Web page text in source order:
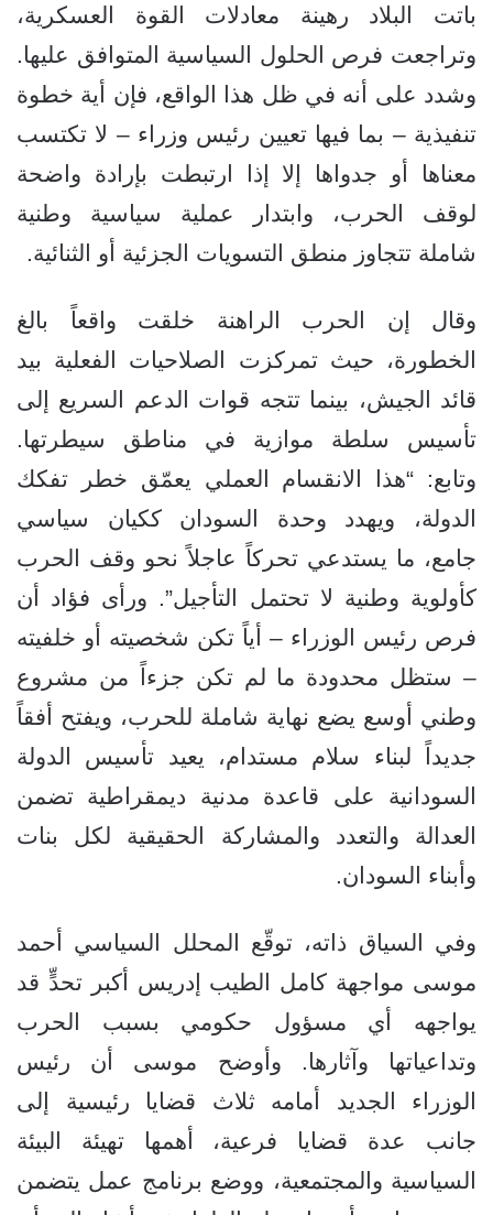
باتت البلاد رهينة معادلات القوة العسكرية،
وتراجعت فرص الحلول السياسية المتوافق عليها.
وشدد على أنه في ظل هذا الواقع، فإن أية خطوة
تنفيذية – بما فيها تعيين رئيس وزراء – لا تكتسب
معناها أو جدواها إلا إذا ارتبطت بإرادة واضحة
لوقف الحرب، وابتدار عملية سياسية وطنية
شاملة تتجاوز منطق التسويات الجزئية أو الثنائية.
وقال إن الحرب الراهنة خلقت واقعاً بالغ
الخطورة، حيث تمركزت الصلاحيات الفعلية بيد
قائد الجيش، بينما تتجه قوات الدعم السريع إلى
تأسيس سلطة موازية في مناطق سيطرتها.
وتابع: “هذا الانقسام العملي يعمّق خطر تفكك
الدولة، ويهدد وحدة السودان ككيان سياسي
جامع، ما يستدعي تحركاً عاجلاً نحو وقف الحرب
كأولوية وطنية لا تحتمل التأجيل”. ورأى فؤاد أن
فرص رئيس الوزراء – أياً تكن شخصيته أو خلفيته
– ستظل محدودة ما لم تكن جزءاً من مشروع
وطني أوسع يضع نهاية شاملة للحرب، ويفتح أفقاً
جديداً لبناء سلام مستدام، يعيد تأسيس الدولة
السودانية على قاعدة مدنية ديمقراطية تضمن
العدالة والتعدد والمشاركة الحقيقية لكل بنات
وأبناء السودان.
وفي السياق ذاته، توقّع المحلل السياسي أحمد
موسى مواجهة كامل الطيب إدريس أكبر تحدٍّ قد
يواجهه أي مسؤول حكومي بسبب الحرب
وتداعياتها وآثارها. وأوضح موسى أن رئيس
الوزراء الجديد أمامه ثلاث قضايا رئيسية إلى
جانب عدة قضايا فرعية، أهمها تهيئة البيئة
السياسية والمجتمعية، ووضع برنامج عمل يتضمن